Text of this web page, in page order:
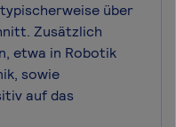
über
Zusätzlich
etwa in Robotik
sowie
auf das